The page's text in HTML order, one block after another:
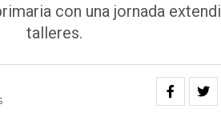
con una jornada
talleres.